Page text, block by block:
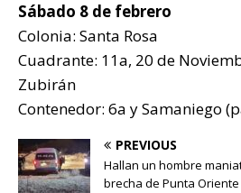
Sábado 8 de febrero
Colonia: Santa Rosa
Cuadrante: 11a, 20 de
Zubirán
Contenedor: 6a y Samaniego
PREVIOUS
Hallan un hombre
brecha de Punta Oriente